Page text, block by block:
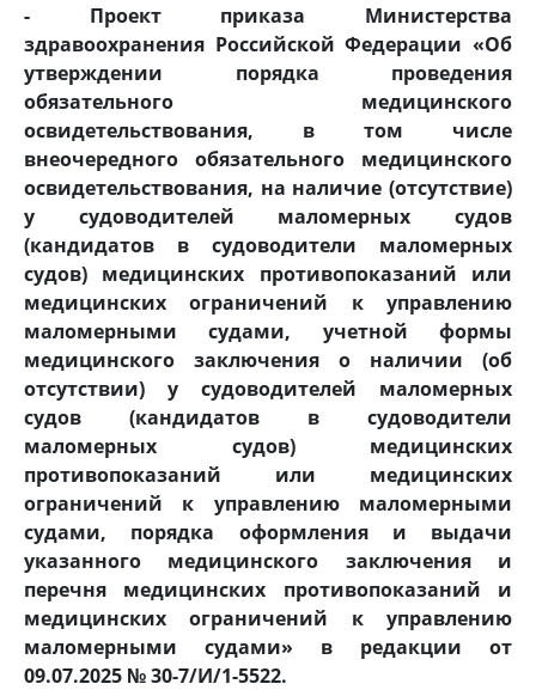
- Проект приказа Министерства
здравоохранения Российской Федерации «Об
утверждении порядка проведения
обязательного медицинского
освидетельствования, в том числе
внеочередного обязательного медицинского
освидетельствования, на наличие (отсутствие)
у судоводителей маломерных судов
(кандидатов в судоводители маломерных
судов) медицинских противопоказаний или
медицинских ограничений к управлению
маломерными судами, учетной формы
медицинского заключения о наличии (об
отсутствии) у судоводителей маломерных
судов (кандидатов в судоводители
маломерных судов) медицинских
противопоказаний или медицинских
ограничений к управлению маломерными
судами, порядка оформления и выдачи
указанного медицинского заключения и
перечня медицинских противопоказаний и
медицинских ограничений к управлению
маломерными судами» в редакции от
09.07.2025 № 30-7/И/1-5522.